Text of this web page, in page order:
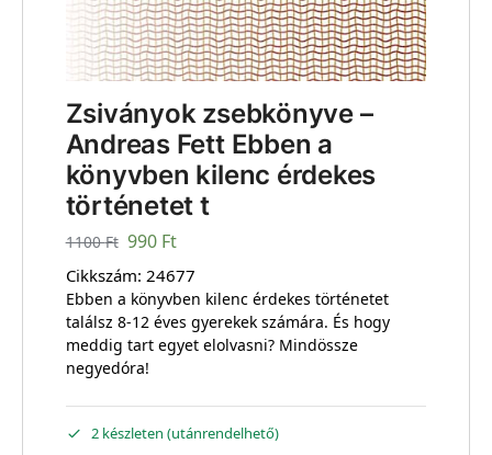
Zsiványok zsebkönyve –
Andreas Fett Ebben a
könyvben kilenc érdekes
történetet t
1100Ft 990 Ft
Cikkszám: 24677
Ebben a könyvben kilenc érdekes történetet
találsz 8-12 éves gyerekek számára. És hogy
meddig tart egyet elolvasni? Mindössze
negyedóra!
2 készleten (utánrendelhető)